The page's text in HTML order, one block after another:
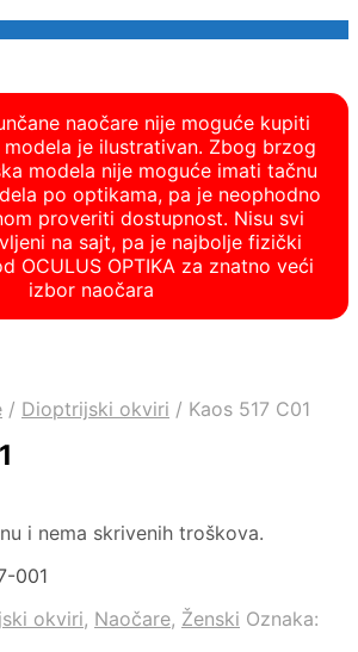
naočare nije moguće kupiti
modela je ilustrativan. Zbog brzog
modela nije moguće imati tačnu
po optikama, pa je neophodno
proveriti dostupnost. Nisu svi
na sajt, pa je najbolje fizički
OCULUS OPTIKA za znatno veći
izbor naočara
/ Dioptrijski okviri / Kaos 517 C01
i nema skrivenih troškova.
001
okviri, Naočare, Ženski Oznaka: